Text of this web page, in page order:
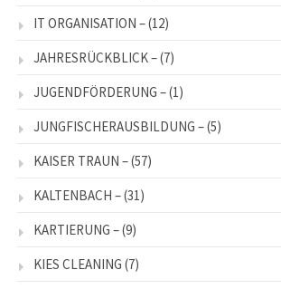
IT ORGANISATION –(12)
JAHRESRÜCKBLICK –(7)
JUGENDFÖRDERUNG –(1)
JUNGFISCHERAUSBILDUNG –(5)
KAISER TRAUN –(57)
KALTENBACH –(31)
KARTIERUNG –(9)
KIES CLEANING (7)